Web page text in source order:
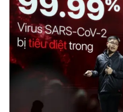
Góc doanh nghiệp
Truyền hình
Phim VTV
Hậu trường
Nhân vật
Khán giả
Giải trí
Điện ảnh
Đời sống
Giáo dục